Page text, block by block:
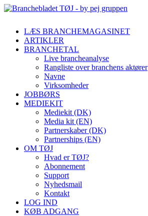
LÆS BRANCHEMAGASINET
ARTIKLER
BRANCHETAL
Live brancheanalyse
Rangliste over branchens aktører
Navne
Virksomheder
JOBBØRS
MEDIEKIT
Mediekit (DK)
Media kit (EN)
Partnerskaber (DK)
Partnerships (EN)
OM TØJ
Hvad er TØJ?
Abonnement
Support
Nyhedsmail
Kontakt
LOG IND
KØB ADGANG